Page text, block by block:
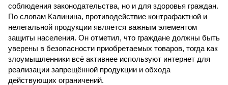
соблюдения законодательства, но и для здоровья граждан.
По словам Калинина, противодействие контрафактной и
нелегальной продукции является важным элементом
защиты населения. Он отметил, что граждане должны быть
уверены в безопасности приобретаемых товаров, тогда как
злоумышленники всё активнее используют интернет для
реализации запрещённой продукции и обхода
действующих ограничений.